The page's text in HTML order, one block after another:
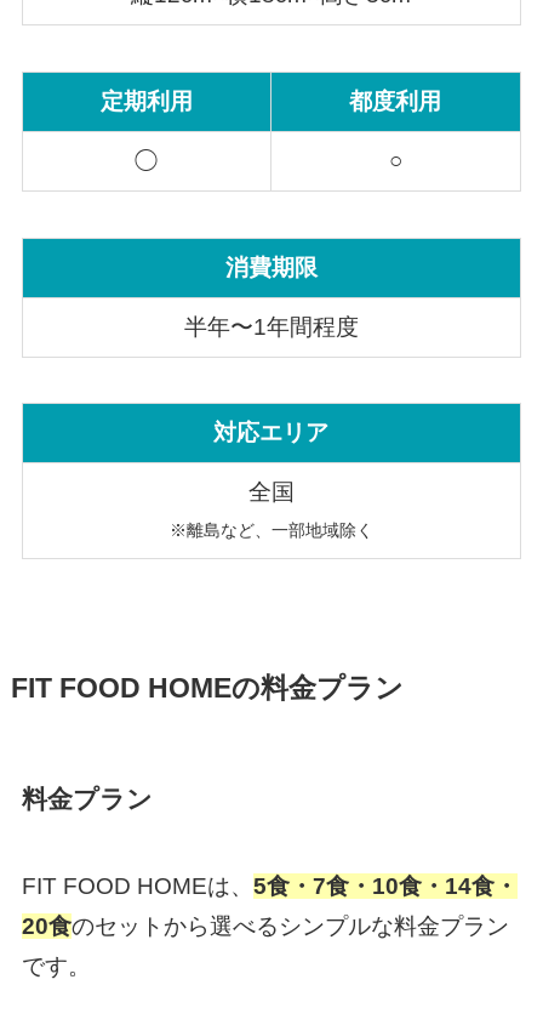
定期利用 都度利用
◯ ○
消費期限
半年〜1年間程度
対応エリア
全国
※離島など、一部地域除く
FIT FOOD HOMEの料金プラン
料金プラン
FIT FOOD HOMEは、 5食・7食・10食・14食・
20食のセットから選べるシンプルな料金プラン
です。